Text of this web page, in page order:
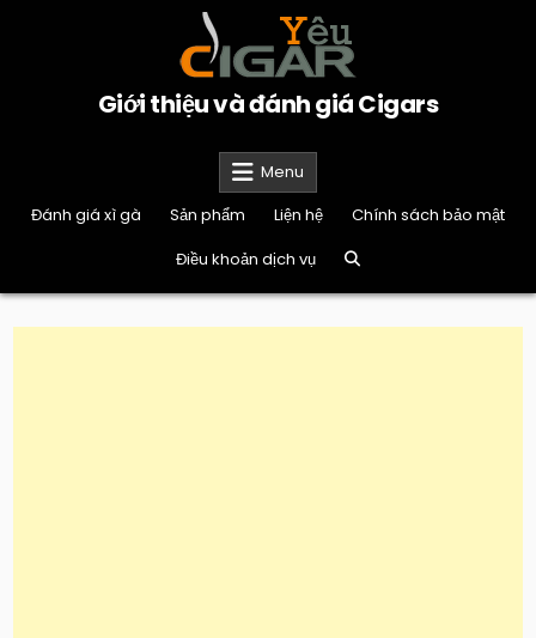
Giới thiệu và đánh giá Cigars
Menu
Đánh giá xì gà
Sản phẩm Liện hệ
Chính sách bảo mật
Điều khoản dịch vụ